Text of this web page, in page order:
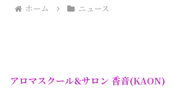
ホーム ニュース
アロマスクール&サロン 香音(KAON)